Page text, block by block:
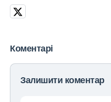
Коментарі
Залишити коментар